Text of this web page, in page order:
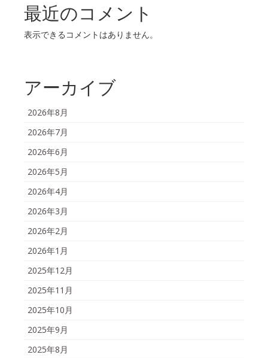
最近のコメント
表示できるコメントはありません。
アーカイブ
2026年8月
2026年7月
2026年6月
2026年5月
2026年4月
2026年3月
2026年2月
2026年1月
2025年12月
2025年11月
2025年10月
2025年9月
2025年8月